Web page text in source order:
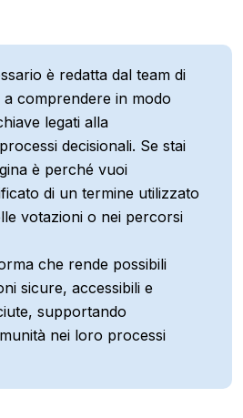
è redatta dal team di
comprendere in modo
legati alla
decisionali. Se stai
è perché vuoi
di un termine utilizzato
votazioni o nei percorsi
che rende possibili
sicure, accessibili e
supportando
nei loro processi